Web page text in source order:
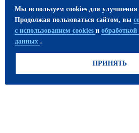
возможно только с письменного
издательства.
ПРИСОЕДИНЯЙТЕСЬ!
Мы используем cookies для улучшения
Продолжая пользоваться сайтом, вы
с использованием cookies и
данных .
ПРИНЯТЬ